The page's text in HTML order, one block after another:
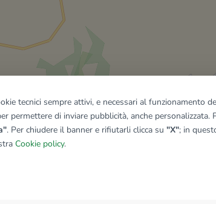
Mostra tutti gli immobili del riquadro
tecnici sempre attivi, e necessari al funzionamento
permettere di inviare pubblicità, anche personalizzata.
. Per chiudere il banner e rifiutarli clicca su "X"; in
Cookie policy.